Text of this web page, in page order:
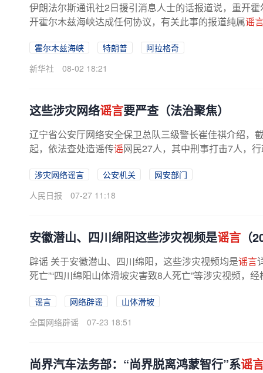
伊朗法尔斯通讯社2日援引消息人士的话报道说，重开
开霍尔木兹海峡达成任何协议，有关此事的报道纯属谣
霍尔木兹海峡 特朗普
阿拉格奇
新华社
08-02 18:21
这些涉灾网络谣言要严查（法治聚焦）
辽宁省公安厅网络安全保卫总队三级警长崔佳祺介绍，
起，依法查处造谣传谣网民27人，其中刑事打击7人，
涉灾网络谣言 公安机关
网安部门
人民日报
07-27 11:18
安徽潜山、四川绵阳这些涉灾视频是谣言 （
辟谣 关于安徽潜山、四川绵阳，这些涉灾视频均是谣言
死亡”“四川绵阳山体滑坡灾害致8人死亡”等涉灾视频，
谣言 网络辟谣
山体滑坡
全国网络辟谣
07-23 18:51
尚界汽车法务部：“尚界脱离鸿蒙智行”系谣